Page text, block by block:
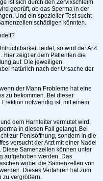
ist sich durch den Zervixschleim
geprüft, ob das Sperma in der
Und ein spezieller Test sucht
schädigen könnten.
leidet, so wird der Arzt
Hier zeigt er dem Patienten die
auf. Die jeweiligen
natürlich nach der Ursache der
der Mann Probleme hat eine
zu bekommen. Bei dieser
notwendig ist, mit einem
dem Harnleiter vermutet wird,
in diesen Fall gelangt. Bei
zur Penisöffnung, sondern in die
versucht der Arzt mit einer Nadel
Diese Samenzellen können unter
aufgehoben werden. Das
wobei die Samenzellen von
Dieses Verfahren hat zum
zu vergrößern.